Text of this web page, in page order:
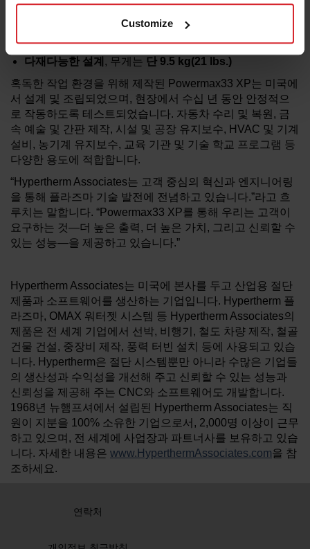
Customize
로 혹독한 환경에서도 시스템 내구성 보장,
다재다능한 설계 , 무게는 단 9.5 kg(21 lbs.)
혹독한 작업 환경을 위해 제작된 Powermax33 XP는 미국에
서 설계 및 조립되었으며, 현장에서 수십 년 동안 안정적으
로 작동하도록 테스트되었습니다. 자동차 수리 및 복원, 금
속 예술 및 간판 제작, 시설 및 공장 유지보수, HVAC 및 기계
설비, 농기계 유지보수, 교육 기관 및 기술 학교 프로그램 등
다양한 용도에 적합합니다.
“Hypertherm Associates는 고객 중심의 혁신과 엔지니어링
을 통해 플라즈마 기술 발전에 전념하고 있습니다.”라고 흐
루치는 말합니다. “Powermax33 XP를 통해 우리는 고객이
요구하는 것—더 높은 출력, 더 높은 가치, 그리고 신뢰할 수
있는 성능—을 제공하고 있습니다.”
Hypertherm Associates는 미국에 본사를 두고 산업용 절단
제품과 소프트웨어를 생산하는 기업입니다. Hypertherm 플
라즈마, OMAX 워터젯 시스템 등 Hypertherm Associates의
제품은 전 세계 기업에서 선박, 비행기, 철도 차량 제작, 철골
건물 건설, 중장비 제작, 풍력 터빈 설치 등에 사용되고 있습
니다. Hypertherm은 절단 시스템뿐만 아니라 수많은 기업들
의 생산성과 수익성을 개선해 주고 신뢰할 수 있는 성능과
신뢰성을 제공해 주는 CNC와 소프트웨어도 개발합니다.
1968년 뉴햄프셔에서 설립된 Hypertherm Associates는 직
원이 지분을 100% 소유한 기업으로서, 2,000명 이상이 근무
하고 있으며, 전 세계에 사업장과 파트너사를 보유하고 있습
니다. 자세한 내용은 www.HyperthermAssociates.com을 참
조하세요.
연락처